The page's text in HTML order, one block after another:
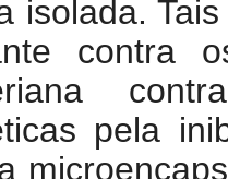
isolada.
contra
pela